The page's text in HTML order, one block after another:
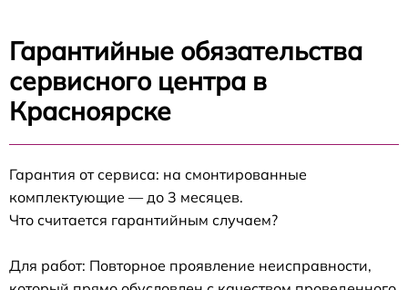
Гарантийные обязательства
сервисного центра в
Красноярске
Гарантия от сервиса: на смонтированные
комплектующие — до 3 месяцев.
Что считается гарантийным случаем?
Для работ: Повторное проявление неисправности,